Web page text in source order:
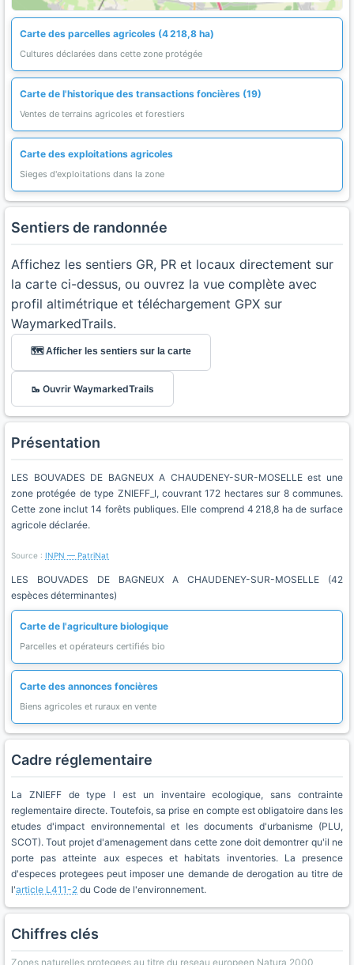
Carte des parcelles agricoles (4 218,8 ha)
Cultures déclarées dans cette zone protégée
Carte de l'historique des transactions foncières (19)
Ventes de terrains agricoles et forestiers
Carte des exploitations agricoles
Sieges d'exploitations dans la zone
Sentiers de randonnée
Affichez les sentiers GR, PR et locaux directement sur
la carte ci-dessus, ou ouvrez la vue complète avec
profil altimétrique et téléchargement GPX sur
WaymarkedTrails.
🗺️ Afficher les sentiers sur la carte
🥾 Ouvrir WaymarkedTrails
Présentation
LES BOUVADES DE BAGNEUX A CHAUDENEY-SUR-MOSELLE est une
zone protégée de type ZNIEFF_I, couvrant 172 hectares sur 8 communes.
Cette zone inclut 14 forêts publiques. Elle comprend 4 218,8 ha de surface
agricole déclarée.
Source : INPN — PatriNat
LES BOUVADES DE BAGNEUX A CHAUDENEY-SUR-MOSELLE (42
espèces déterminantes)
Carte de l'agriculture biologique
Parcelles et opérateurs certifiés bio
Carte des annonces foncières
Biens agricoles et ruraux en vente
Cadre réglementaire
La ZNIEFF de type I est un inventaire ecologique, sans contrainte
reglementaire directe. Toutefois, sa prise en compte est obligatoire dans les
etudes d'impact environnemental et les documents d'urbanisme (PLU,
SCOT). Tout projet d'amenagement dans cette zone doit demontrer qu'il ne
porte pas atteinte aux especes et habitats inventories. La presence
d'especes protegees peut imposer une demande de derogation au titre de
l'article L411-2 du Code de l'environnement.
Chiffres clés
Zones naturelles protegees au titre du reseau europeen Natura 2000